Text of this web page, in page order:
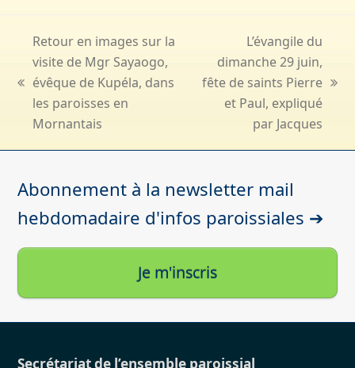
previous
post:
Retour en images sur la
visite de Mgr Sayaogo,
évêque de Kupéla, dans
les paroisses en
Mornantais
next
post:
L’évangile du
dimanche 29 juin,
fête de saints Pierre
et Paul, expliqué
par Jacques
Abonnement à la newsletter mail
hebdomadaire d'infos paroissiales ➔
Je m'inscris
Secrétariat de l’ensemble paroissial